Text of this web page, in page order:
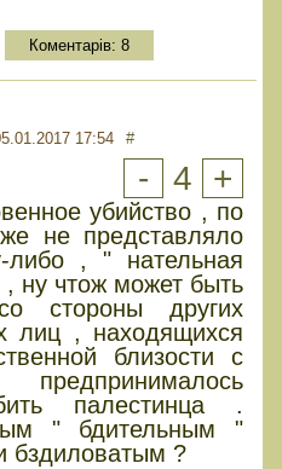
Коментарів: 8
17:54 #
- 4 +
убийство , по
не представляло
либо , " нательная
, ну чтож может быть
стороны других
лиц , находящихся
близости с
палестинца .
" бдительным "
бздиловатым ?